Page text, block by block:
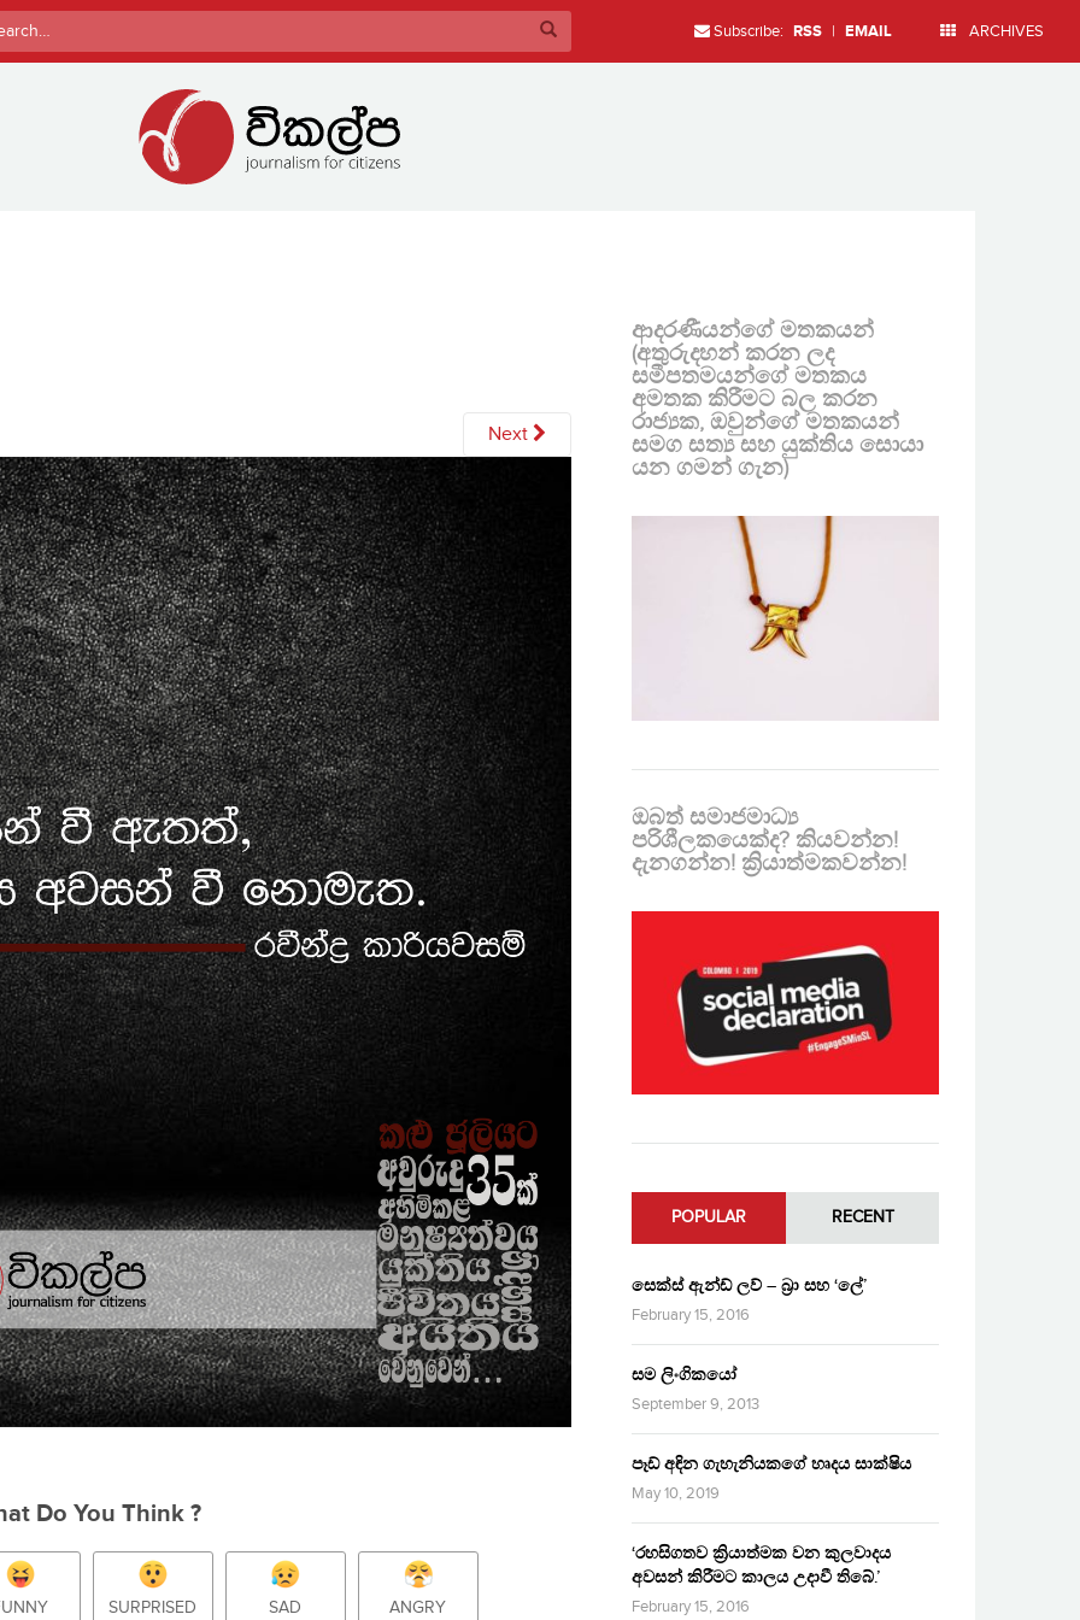
Subscribe: RSS | EMAIL ARCHIVES
Next
Do You Think ?
SURPRISED SAD ANGRY
ආදරණීයන්ගේ මතකයන්
(අතුරුදහන් කරන ලද
සමීපතමයන්ගේ මතකය
අමතක කිරීමට බල කරන
රාජ්‍යක, ඔවුන්ගේ මතකයන්
සමග සත්‍ය සහ යුක්තිය සොයා
යන ගමන් ගැන)
ඔබත් සමාජමාධ්‍ය
පරිශීලකයෙක්ද? කියවන්න!
දැනගන්න! ක්‍රියාත්මකවන්න!
POPULAR RECENT
සෙක්ස් ඇන්ඩ් ලව් – බ්‍රා සහ ‘ලේ’
February 15, 2016
සම ලිංගිකයෝ
September 9, 2013
පෑඩ් අඳින ගැහැනියකගේ හෘදය සාක්ෂිය
May 10, 2019
‘රහසිගතව ක්‍රියාත්මක වන කුලවාදය
අවසන් කිරීමට කාලය උදාවී තිබේ.’
February 15, 2016